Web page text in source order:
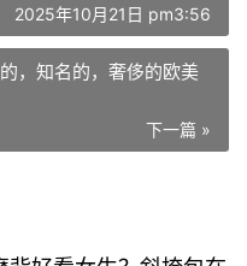
2025年10月21日 pm3:56
，知名的，奢侈的欧美
下一篇 »